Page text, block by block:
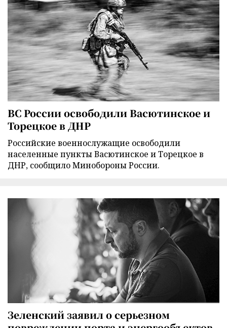
ВС России освободили Васютинское и
Торецкое в ДНР
Российские военнослужащие освободили
населенные пункты Васютинское и Торецкое в
ДНР, сообщило Минобороны России.
Зеленский заявил о серьезном